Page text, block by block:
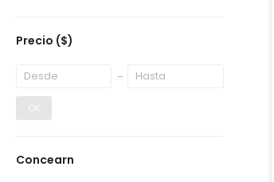
Precio ($)
OK
Concearn